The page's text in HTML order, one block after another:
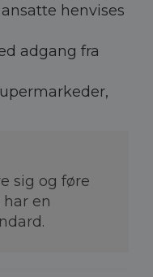
henvises
adgang fra
sig og føre
en